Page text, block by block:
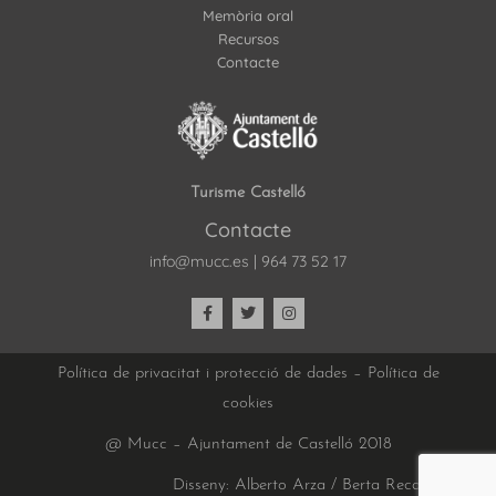
Memòria oral
Recursos
Contacte
Turisme Castelló
Contacte
info@mucc.es | 964 73 52 17
Política de privacitat i protecció de dades – Política de
cookies
@ Mucc – Ajuntament de Castelló 2018
Disseny: Alberto Arza / Berta Recatalá |